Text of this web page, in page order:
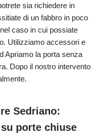
sia richiedere in
di un fabbro in poco
caso in cui possiate
Utilizziamo accessori e
Apriamo la porta senza
Dopo il nostro intervento
Sedriano:
porte chiuse